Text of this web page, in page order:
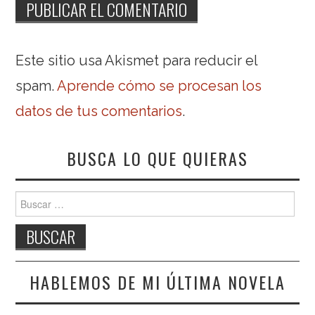
Este sitio usa Akismet para reducir el
spam.Aprende cómo se procesan los
datos de tus comentarios.
BUSCA LO QUE QUIERAS
Buscar:
HABLEMOS DE MI ÚLTIMA NOVELA